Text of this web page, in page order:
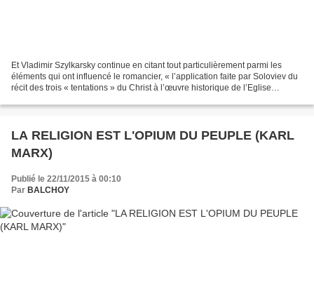
Et Vladimir Szylkarsky continue en citant tout particulièrement parmi les
éléments qui ont influencé le romancier, « l’application faite par Soloviev du
récit des trois « tentations » du Christ à l’œuvre historique de l’Eglise
LA RELIGION EST L'OPIUM DU PEUPLE (KARL
MARX)
Publié le 22/11/2015 à 00:10
Par BALCHOY